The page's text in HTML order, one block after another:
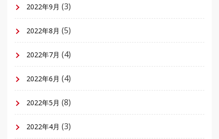
2022年9月 (3)
2022年8月 (5)
2022年7月 (4)
2022年6月 (4)
2022年5月 (8)
2022年4月 (3)